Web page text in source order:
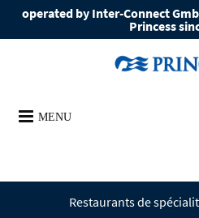
operated by Inter-Connect
Princess
MENU
Restaurants de